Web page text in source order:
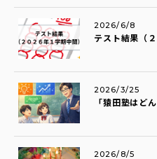
テスト結果（
2026/6/8
「猿田塾はど
2026/3/25
2026/8/5